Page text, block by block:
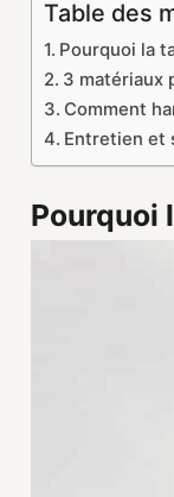
Table des
Pourquoi la
3 matériaux
Comment
Entretien et
Pourquoi